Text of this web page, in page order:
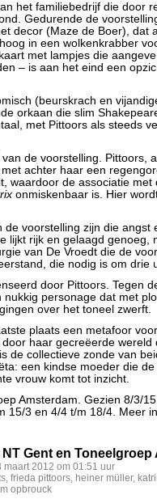
het familiebedrijf die door
Gedurende de
decor (Maze de Boer), dat
in een wolkenkrabber
met lampjes die
– is aan het eind een
(beurskrach en
orkaan die slim
met Pittoors als steeds
de voorstelling. Pittoors,
achter haar een
waardoor de associatie met
onmiskenbaar is. Hier
de voorstelling zijn die angst
lijkt rijk en gelaagd genoeg,
van De Vroedt die de
die nodig is om drie
door Pittoors. Tegen
personage dat met
over het toneel zwerft.
plaats een metafoor
haar gecreëerde wereld
de collectieve zonde van
een kindse moeder die
vrouw komt tot inzicht.
Amsterdam. Gezien 8/3/
15/3 en 4/4 t/m 18/4. Meer
NT Gent en
2012 om 01:51 uur
, frieda pittoors, heiner müller,
opbrouck